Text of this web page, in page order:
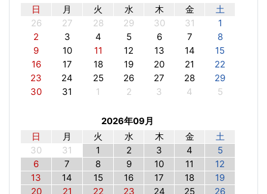
日 月 火 水 木 金
土
26
27 28 29 30 31
1
2
3 4 5 6 7
8
9
10 11 12 13 14
15
16
17 18 19 20 21
22
23
24 25 26 27 28
29
30
31 1 2 3 4 5
2026年09月
日 月 火 水 木 金
土
30
31 1 2 3 4
5
6
7 8 9 10 11
12
13
14 15 16 17 18
19
20
21 22 23 24 25
26